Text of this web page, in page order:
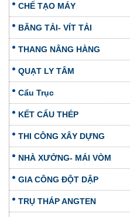
CHẾ TẠO MÁY
BĂNG TẢI- VÍT TẢI
THANG NÂNG HÀNG
QUẠT LY TÂM
Cẩu Trục
KẾT CẤU THÉP
THI CÔNG XÂY DỰNG
NHÀ XƯỞNG- MÁI VÒM
GIA CÔNG ĐỘT DẬP
TRỤ THÁP ANGTEN